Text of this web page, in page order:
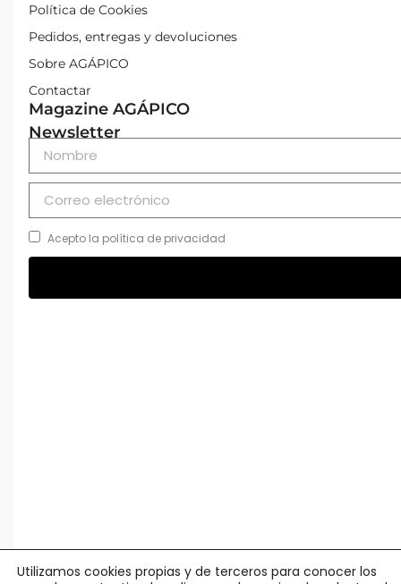
Política de Cookies
Pedidos, entregas y devoluciones
Sobre AGÁPICO
Contactar
Magazine AGÁPICO
Newsletter
Acepto la política de privacidad
Utilizamos cookies propias y de terceros para conocer los